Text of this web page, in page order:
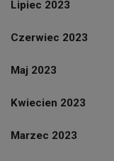
Lipiec 2023
Czerwiec 2023
Maj 2023
Kwiecien 2023
Marzec 2023